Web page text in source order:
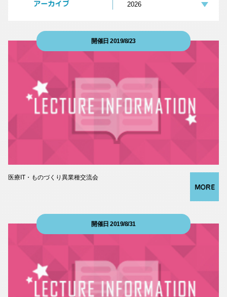
2026
開催日 2019/8/23
医療IT・ものづくり異業種交流会
開催日 2019/8/31